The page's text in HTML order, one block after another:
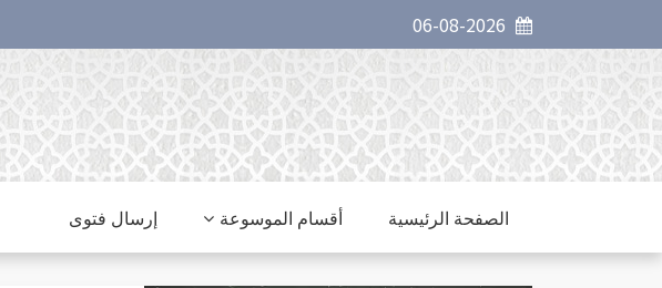
الصفحة الرئيسية أقسام الموسوعة إرسال فتوى